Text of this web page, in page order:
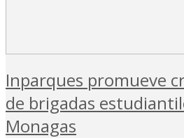
Inparques promueve
de brigadas
Monagas